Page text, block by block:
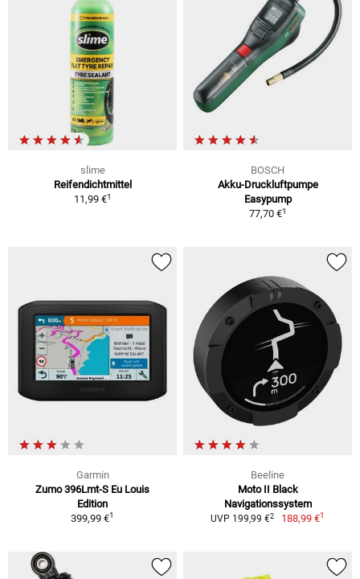
slime
Reifendichtmittel
11,99 €1
BOSCH
Akku-Druckluftpumpe
Easypump
77,70 €1
Garmin
Zumo 396Lmt-S Eu Louis
Edition
399,99 €1
Beeline
Moto II Black
Navigationssystem
UVP 199,99 €2 188,99 €1